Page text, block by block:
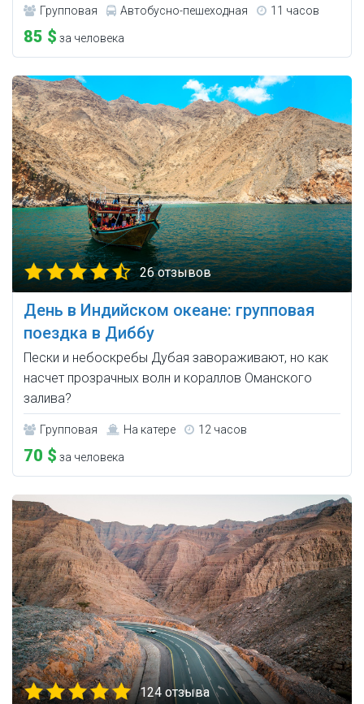
Групповая Автобусно-пешеходная 11 часов
85 $ за человека
26 отзывов
День в Индийском океане: групповая
поездка в Диббу
Пески и небоскребы Дубая завораживают, но как
насчет прозрачных волн и кораллов Оманского
залива?
Групповая На катере 12 часов
70 $ за человека
124 отзыва